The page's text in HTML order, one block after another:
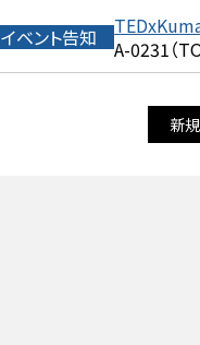
イベント告知
A-0231（
新